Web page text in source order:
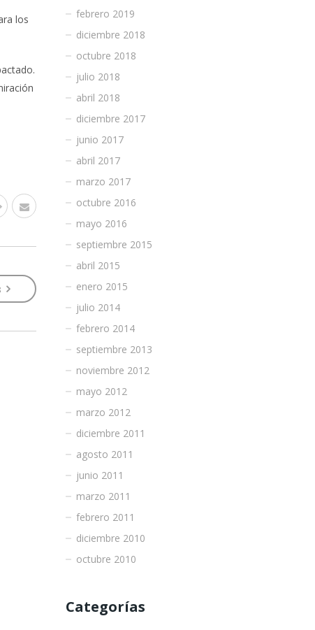
los
febrero 2019
diciembre 2018
octubre 2018
julio 2018
abril 2018
diciembre 2017
junio 2017
abril 2017
marzo 2017
octubre 2016
mayo 2016
septiembre 2015
abril 2015
enero 2015
julio 2014
febrero 2014
septiembre 2013
noviembre 2012
mayo 2012
marzo 2012
diciembre 2011
agosto 2011
junio 2011
marzo 2011
febrero 2011
diciembre 2010
octubre 2010
Categorías